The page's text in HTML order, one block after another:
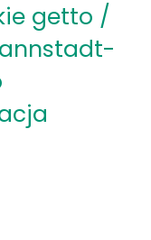
getto /